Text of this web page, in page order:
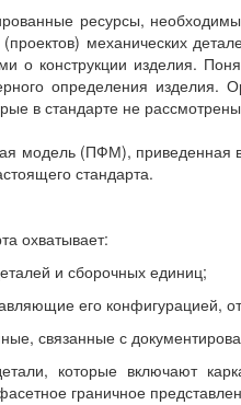
ресурсы,
механических
о конструкции изделия.
определения
в стандарте не
модель (ПФМ), приведенная
стандарта.
охватывает:
и сборочных единиц;
его конфигурацией,
связанные с
которые включают
граничное